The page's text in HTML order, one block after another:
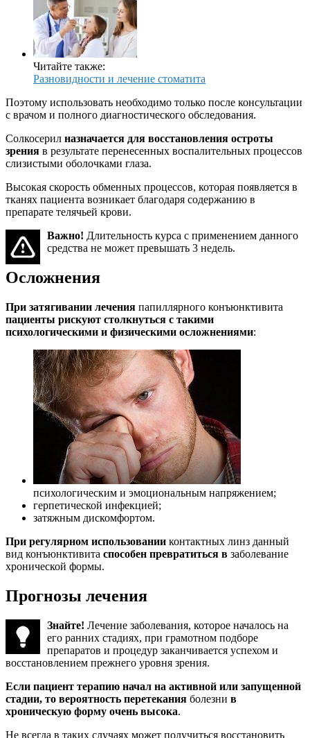
Читайте также:
Разновидности и лечение стоматита
Поэтому использовать необходимо только после консультации
с врачом и полного диагностического обследования.
Солкосерил назначается для восстановления остроты
зрения в результате перенесенных воспалительных процессов
слизистыми оболочками глаза.
Высокая скорость обменных процессов, которая появляется в
тканях пациента возникает благодаря содержанию в
препарате телячьей крови.
Важно! Длительность курса с применением данного
средства не может превышать 3 недель.
Осложнения
При затягивании лечения папиллярного конъюнктивита
пациенты рискуют столкнуться с такими
психологическими и физическими осложнениями:
психологическим и эмоциональным напряжением;
герпетической инфекцией;
затяжным дискомфортом.
При регулярном использовании контактных линз данный
вид конъюнктивита способен превратиться в заболевание
хронической формы.
Прогнозы лечения
Знайте! Лечение заболевания, которое началось на
его ранних стадиях, при грамотном подборе
препаратов и процедур заканчивается успехом и
восстановлением прежнего уровня зрения.
Если пациент терапию начал на активной или запущенной
стадии, то вероятность перетекания болезни в
хроническую форму очень высока.
Не всегда в таких случаях может получиться восстановить